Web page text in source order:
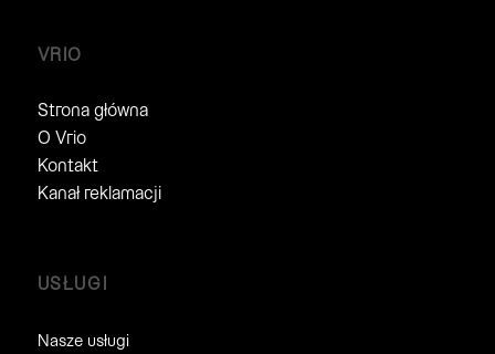
VRIO
Strona główna
O Vrio
Kontakt
Kanał reklamacji
USŁUGI
Nasze usługi